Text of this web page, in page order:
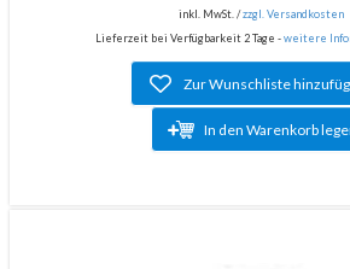
inkl. MwSt. /zzgl. Versandkosten
Lieferzeit bei Verfügbarkeit 2 Tage -weitere
Zur Wunschliste
In den Warenkorb